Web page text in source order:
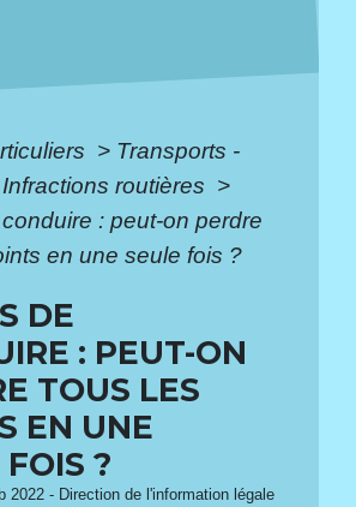
> Transports -
Infractions routières >
: peut-on perdre
en une seule fois ?
DE
: PEUT-ON
TOUS LES
EN UNE
?
2022 - Direction de l'information légale